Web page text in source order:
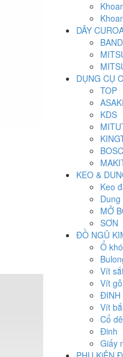
DÂY
DỤNG CỤ
TOP
ASAKI
KDS
KEO &
Keo
MỞ
SƠN
ĐỒ NGŨ
Ổ
Vít
Vít gỗ
ĐINH
Vít
Cổ dê
Đinh
Giấy